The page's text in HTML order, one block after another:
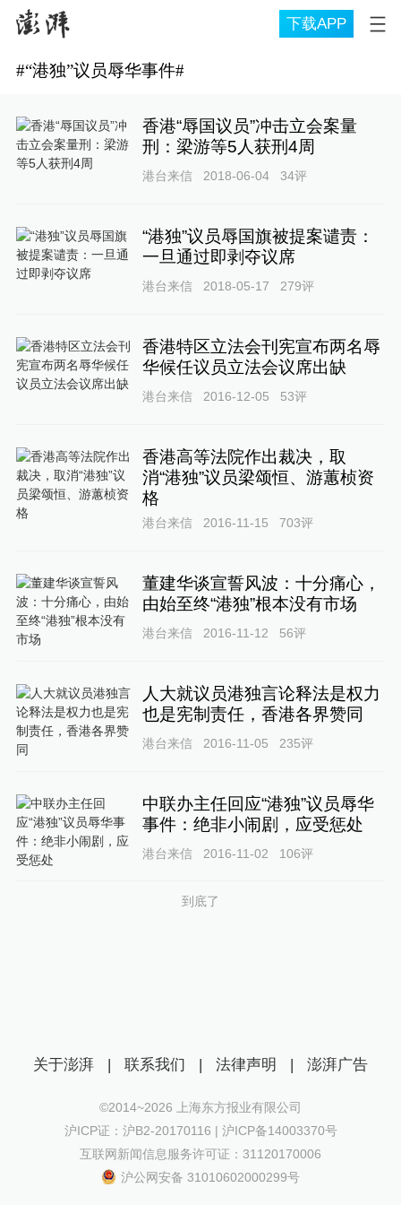
下载APP
#“港独”议员辱华事件#
香港“辱国议员”冲击立会案量
刑：梁游等5人获刑4周
港台来信 2018-06-04 34评
“港独”议员辱国旗被提案谴责：
一旦通过即剥夺议席
港台来信 2018-05-17 279评
香港特区立法会刊宪宣布两名辱
华候任议员立法会议席出缺
港台来信 2016-12-05 53评
香港高等法院作出裁决，取
消“港独”议员梁颂恒、游蕙桢资
格
港台来信 2016-11-15 703评
董建华谈宣誓风波：十分痛心，
由始至终“港独”根本没有市场
港台来信 2016-11-12 56评
人大就议员港独言论释法是权力
也是宪制责任，香港各界赞同
港台来信 2016-11-05 235评
中联办主任回应“港独”议员辱华
事件：绝非小闹剧，应受惩处
港台来信 2016-11-02 106评
到底了
关于澎湃 | 联系我们 | 法律声明 | 澎湃广告
©2014~2026 上海东方报业有限公司
沪ICP证：沪B2-20170116 | 沪ICP备14003370号
互联网新闻信息服务许可证：31120170006
沪公网安备 31010602000299号